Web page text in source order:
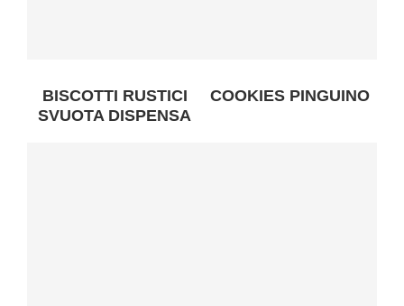
BISCOTTI RUSTICI
SVUOTA DISPENSA
COOKIES PINGUINO